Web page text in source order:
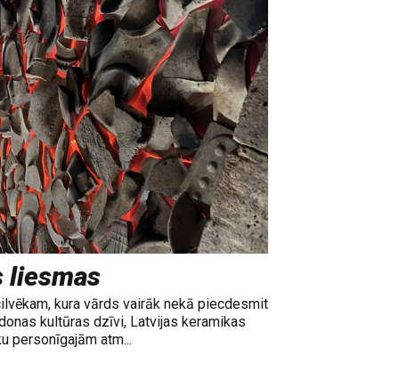
liesmas
kura vārds vairāk nekā piecdesmit
kultūras dzīvi, Latvijas keramikas
personīgajām atm...